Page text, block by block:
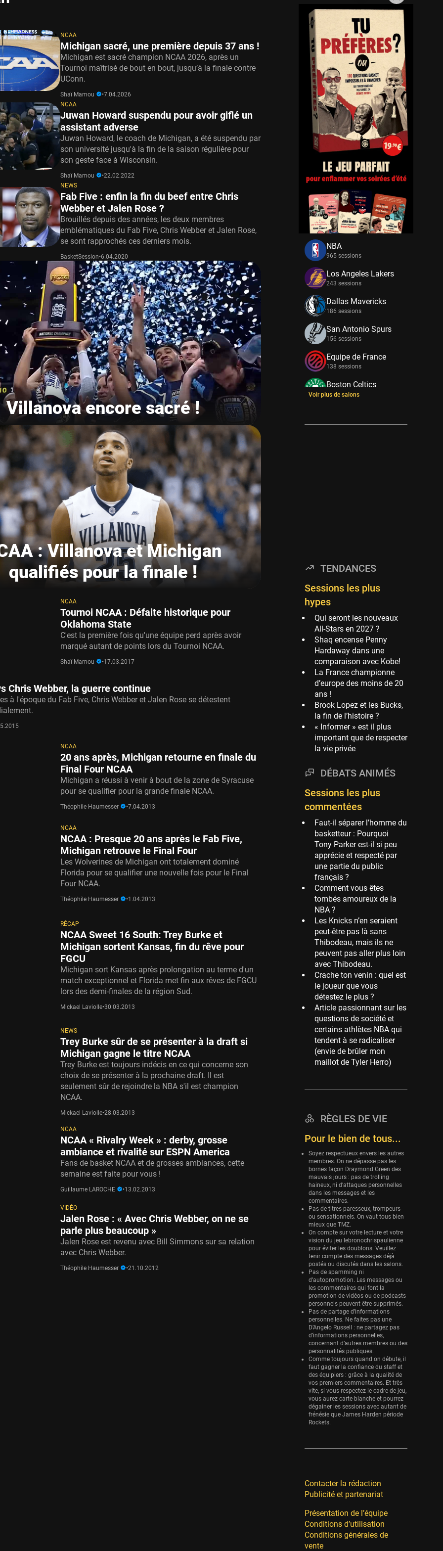
NCAA
Michigan sacré, une première depuis 37 ans !
Michigan est sacré champion NCAA 2026, après un
Tournoi maîtrisé de bout en bout, jusqu’à la finale contre
UConn.
Shaï Mamou •7.04.2026
NCAA
Juwan Howard suspendu pour avoir giflé un
assistant adverse
Juwan Howard, le coach de Michigan, a été suspendu par
son université jusqu'à la fin de la saison régulière pour
son geste face à Wisconsin.
Shaï Mamou •22.02.2022
NEWS
Fab Five : enfin la fin du beef entre Chris
Webber et Jalen Rose ?
Brouillés depuis des années, les deux membres
emblématiques du Fab Five, Chris Webber et Jalen Rose,
se sont rapprochés ces derniers mois.
BasketSession•6.04.2020
Villanova encore sacré !
: Villanova et Michigan
qualifiés pour la finale !
NCAA
Tournoi NCAA : Défaite historique pour
Oklahoma State
C'est la première fois qu'une équipe perd après avoir
marqué autant de points lors du Tournoi NCAA.
Shaï Mamou •17.03.2017
Chris Webber, la guerre continue
à l'époque du Fab Five, Chris Webber et Jalen Rose se détestent
NCAA
20 ans après, Michigan retourne en finale du
Final Four NCAA
Michigan a réussi à venir à bout de la zone de Syracuse
pour se qualifier pour la grande finale NCAA.
Théophile Haumesser •7.04.2013
NCAA
NCAA : Presque 20 ans après le Fab Five,
Michigan retrouve le Final Four
Les Wolverines de Michigan ont totalement dominé
Florida pour se qualifier une nouvelle fois pour le Final
Four NCAA.
Théophile Haumesser •1.04.2013
RÉCAP
NCAA Sweet 16 South: Trey Burke et
Michigan sortent Kansas, fin du rêve pour
FGCU
Michigan sort Kansas après prolongation au terme d'un
match exceptionnel et Florida met fin aux rêves de FGCU
lors des demi-finales de la région Sud.
Mickael Laviolle•30.03.2013
NEWS
Trey Burke sûr de se présenter à la draft si
Michigan gagne le titre NCAA
Trey Burke est toujours indécis en ce qui concerne son
choix de se présenter à la prochaine draft. Il est
seulement sûr de rejoindre la NBA s'il est champion
NCAA.
Mickael Laviolle•28.03.2013
NCAA
NCAA « Rivalry Week » : derby, grosse
ambiance et rivalité sur ESPN America
Fans de basket NCAA et de grosses ambiances, cette
semaine est faite pour vous !
Guillaume LAROCHE •13.02.2013
VIDÉO
Jalen Rose : « Avec Chris Webber, on ne se
parle plus beaucoup »
Jalen Rose est revenu avec Bill Simmons sur sa relation
avec Chris Webber.
Théophile Haumesser •21.10.2012
NBA
965 sessions
Los Angeles Lakers
243 sessions
Dallas Mavericks
186 sessions
San Antonio Spurs
156 sessions
Equipe de France
138 sessions
Boston Celtics
133 sessions
89 sessions
Milwaukee Bucks
Hoop Culture
Oklahoma City
Thunder
69 sessions
Phoenix Suns
69 sessions
Miami Heat
63 sessions
Los Angeles Clippers
61 sessions
53 sessions
New Orleans Pelicans
53 sessions
52 sessions
Atlanta Hawks
45 sessions
Chicago Bulls
41 sessions
Memphis Grizzlies
39 sessions
Cleveland Cavaliers
38 sessions
Orlando Magic
36 sessions
Euroleague
34 sessions
Charlotte Hornets
32 sessions
Houston Rockets
31 sessions
Washington Wizards
Portland Trail Blazers
Eurobasket
25 sessions
Brooklyn Nets
24 sessions
Sacramento Kings
24 sessions
Utah Jazz
22 sessions
Toronto Raptors
18 sessions
REVERSE
11 sessions
Bleues
0 sessions
Voir plus de salons
TENDANCES
Sessions les plus
hypes
Qui seront les nouveaux
All-Stars en 2027 ?
Shaq encense Penny
Hardaway dans une
comparaison avec Kobe!
La France championne
d’europe des moins de 20
ans !
Brook Lopez et les Bucks,
la fin de l’histoire ?
« Informer » est il plus
important que de respecter
la vie privée
DÉBATS ANIMÉS
Sessions les plus
commentées
Faut-il séparer l’homme du
basketteur : Pourquoi
Tony Parker est-il si peu
apprécie et respecté par
une partie du public
français ?
Comment vous êtes
tombés amoureux de la
NBA ?
Les Knicks n’en seraient
peut-être pas là sans
Thibodeau, mais ils ne
peuvent pas aller plus loin
avec Thibodeau.
Crache ton venin : quel est
le joueur que vous
détestez le plus ?
Article passionnant sur les
questions de société et
certains athlètes NBA qui
tendent à se radicaliser
(envie de brûler mon
maillot de Tyler Herro)
RÈGLES DE VIE
Pour le bien de tous...
Soyez respectueux envers les autres
membres. On ne dépasse pas les
bornes façon Draymond Green des
mauvais jours : pas de trolling
haineux, ni d’attaques personnelles
dans les messages et les
commentaires.
Pas de titres paresseux, trompeurs
ou sensationnels. On vaut tous bien
mieux que TMZ.
On compte sur votre lecture et votre
vision du jeu lebronochrispaulienne
pour éviter les doublons. Veuillez
tenir compte des messages déjà
postés ou discutés dans les salons.
Pas de spamming ni
d’autopromotion. Les messages ou
les commentaires qui font la
promotion de vidéos ou de podcasts
personnels peuvent être supprimés.
Pas de partage d’informations
personnelles. Ne faites pas une
D’Angelo Russell : ne partagez pas
d’informations personnelles,
concernant d’autres membres ou des
personnalités publiques.
Comme toujours quand on débute, il
faut gagner la confiance du staff et
des équipiers : grâce à la qualité de
vos premiers commentaires. Et très
vite, si vous respectez le cadre de jeu,
vous aurez carte blanche et pourrez
dégainer les sessions avec autant de
frénésie que James Harden période
Rockets.
Contacter la rédaction
Publicité et partenariat
Présentation de l’équipe
Conditions d’utilisation
Conditions générales de
vente